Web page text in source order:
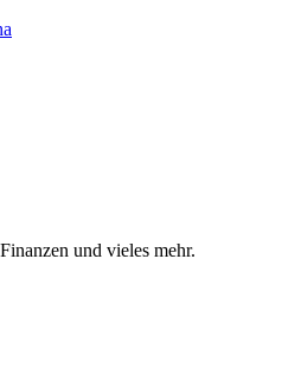
und vieles mehr.